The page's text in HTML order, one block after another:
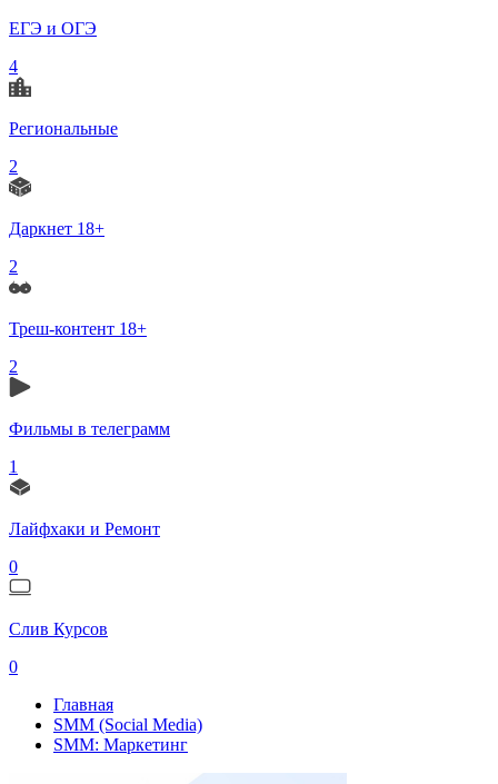
ЕГЭ и ОГЭ
4
Региональные
2
Даркнет 18+
2
Треш-контент 18+
2
Фильмы в телеграмм
1
Лайфхаки и Ремонт
0
Слив Курсов
0
Главная
SMM (Social Media)
SMM: Маркетинг